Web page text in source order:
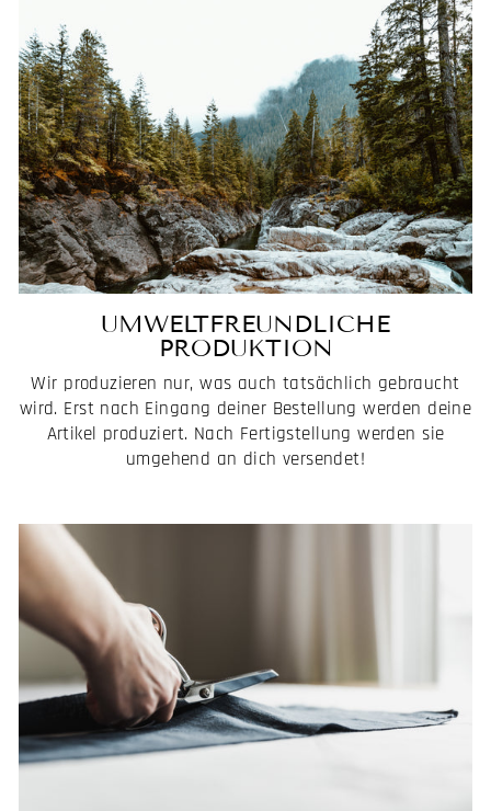
UMWELTFREUNDLICHE
PRODUKTION
Wir produzieren nur, was auch tatsächlich gebraucht
wird. Erst nach Eingang deiner Bestellung werden deine
Artikel produziert. Nach Fertigstellung werden sie
umgehend an dich versendet!